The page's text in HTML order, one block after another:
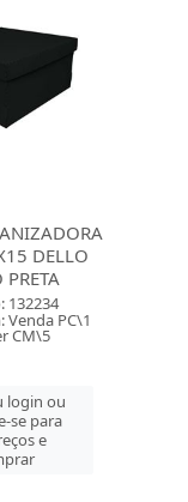
DELLO
132234
Venda PC\1
CM\5
login ou
se para
e